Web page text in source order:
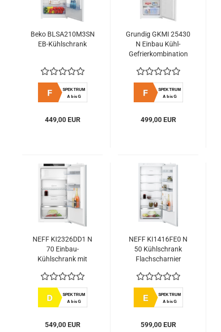
Beko BLSA210M3SN
EB-Kühlschrank
F
SPEKTRUM
A bis G
449,00 EUR
Grundig GKMI 25430
N Einbau Kühl-
Gefrierkombination
F
SPEKTRUM
A bis G
499,00 EUR
NEFF KI2326DD1 N
70 Einbau-
Kühlschrank mit
56 cm Flachscharnier
mit Softeinzug
D
SPEKTRUM
A bis G
549,00 EUR
NEFF KI1416FE0 N
50 Kühlschrank
Flachscharnier
E
SPEKTRUM
A bis G
599,00 EUR